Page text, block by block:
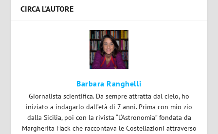
CIRCA L'AUTORE
Barbara Ranghelli
Giornalista scientifica. Da sempre attratta dal cielo, ho
iniziato a indagarlo dall’età di 7 anni. Prima con mio zio
dalla Sicilia, poi con la rivista “L‘Astronomia” fondata da
Margherita Hack che raccontava le Costellazioni attraverso